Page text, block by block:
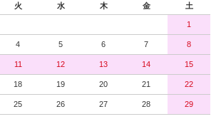
火 水 木 金 土
1
4 5 6 7 8
11 12 13 14 15
18 19 20 21 22
25 26 27 28 29